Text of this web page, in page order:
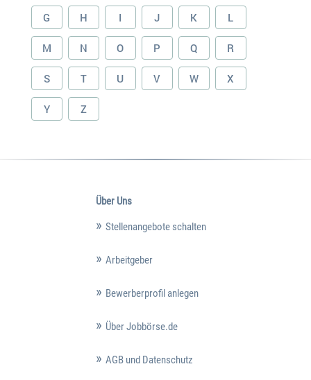
G H I J K L
M N O P Q R
S T U V W X
Y Z
Über Uns
Stellenangebote schalten
Arbeitgeber
Bewerberprofil anlegen
Über Jobbörse.de
AGB und Datenschutz